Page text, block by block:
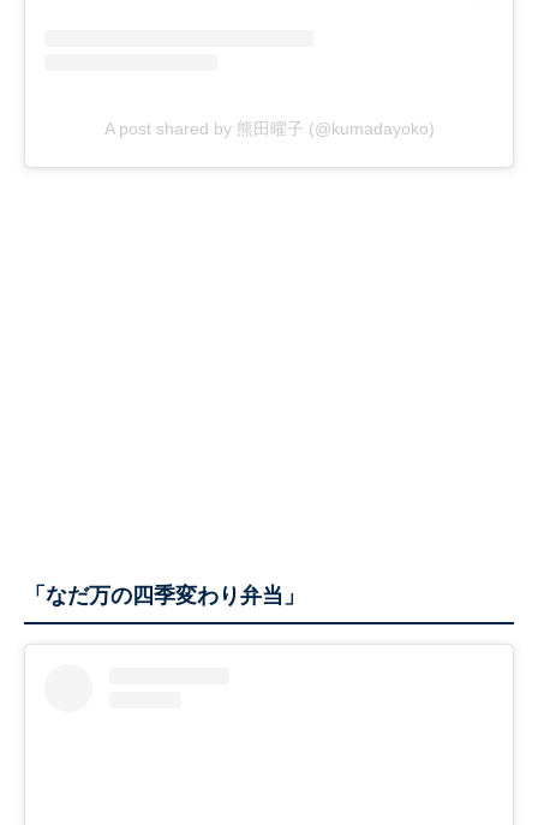
A post shared by 熊田曜子 (@kumadayoko)
「なだ万の四季変わり弁当」